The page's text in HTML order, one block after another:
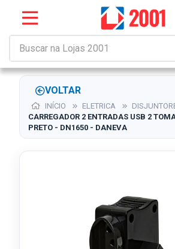
VOLTAR
INÍCIO ELETRICA
CARREGADOR 2 ENTRADAS USB 2
PRETO - DN1650 - DANEVA